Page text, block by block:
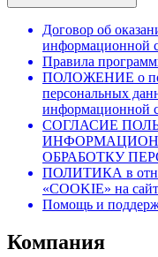
Договор об
информационной
Правила
ПОЛОЖЕНИЕ о
персональных
информационной
СОГЛАСИЕ
ОБРАБОТКУ
ПОЛИТИКА в
«COOKIE» на
Помощь и
Компания